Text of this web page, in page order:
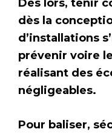
Dès lors, tenir
dès la
d’installations
prévenir voire
réalisant des
négligeables.
Pour baliser,